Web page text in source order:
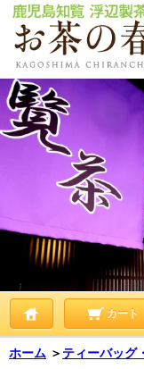
カート
ホーム ＞ ティーバッグ